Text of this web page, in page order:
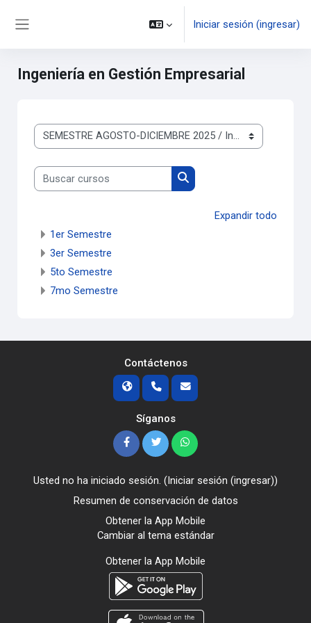
Iniciar sesión (ingresar)
Ingeniería en Gestión Empresarial
Categorías
Buscar cursos
Buscar cursos
Expandir todo
1er Semestre
3er Semestre
5to Semestre
7mo Semestre
Contáctenos
Síganos
Usted no ha iniciado sesión. (Iniciar sesión (ingresar))
Resumen de conservación de datos
Obtener la App Mobile
Cambiar al tema estándar
Obtener la App Mobile